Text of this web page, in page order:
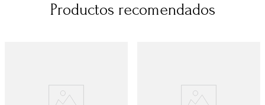
Productos recomendados